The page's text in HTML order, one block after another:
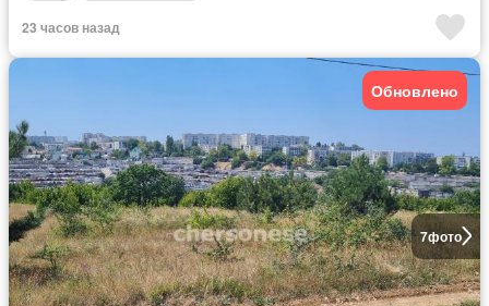
23 часов назад
7фото
Обновлено